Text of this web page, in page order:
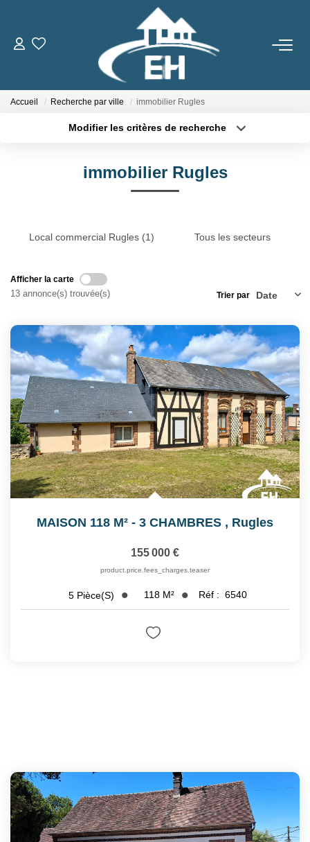
ACHETER
Gestion Locative
Qui Sommes-Nous
Nos Actualités
Avis Clients
CONTACT
EXTRANET
Accueil Recherche par ville immobilier Rugles
Modifier les critères de recherche
Surface min
immobilier Rugles
Local commercial Rugles (1) Tous les secteurs
Afficher la carte
13 annonce(s) trouvée(s) Trier par
MAISON 118 M² - 3 CHAMBRES , Rugles
155 000 €
product.price.fees_charges.teaser
5 Pièce(s) 118 M² Réf : 6540